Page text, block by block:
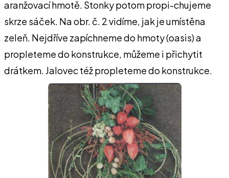
aranžovací hmotě. Stonky potom propi-chujeme
skrze sáček. Na obr. č. 2 vidíme, jak je umístěna
zeleň. Nejdříve zapíchneme do hmoty (oasis) a
propleteme do konstrukce, můžeme i přichytit
drátkem. Jalovec též propleteme do konstrukce.